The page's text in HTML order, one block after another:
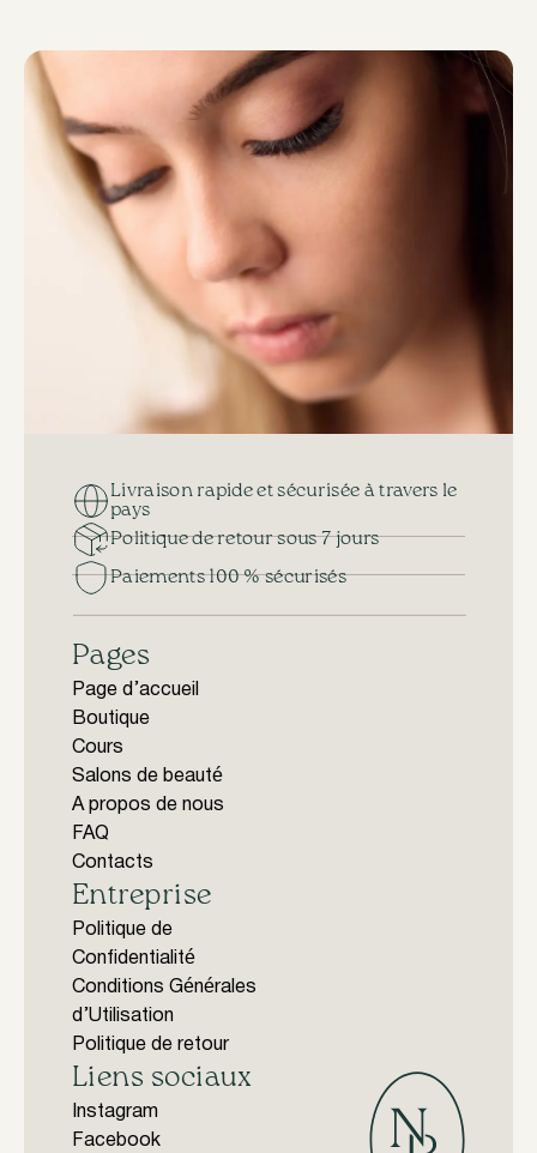
Livraison rapide et sécurisée à travers le
pays
Politique de retour sous 7 jours
Paiements 100 % sécurisés
Pages
Page d’accueil
Boutique
Cours
Salons de beauté
A propos de nous
FAQ
Contacts
Entreprise
Politique de
Confidentialité
Conditions Générales
d’Utilisation
Politique de retour
Liens sociaux
Instagram
Facebook